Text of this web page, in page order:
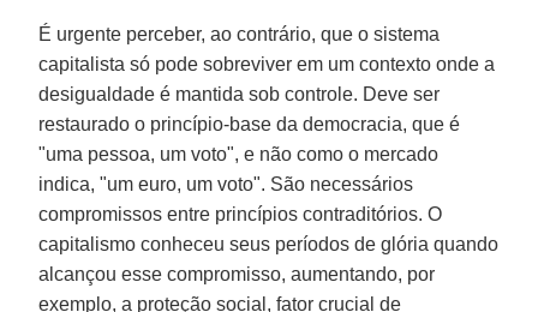
É urgente perceber, ao contrário, que o sistema
capitalista só pode sobreviver em um contexto onde a
desigualdade é mantida sob controle. Deve ser
restaurado o princípio-base da democracia, que é
"uma pessoa, um voto", e não como o mercado
indica, "um euro, um voto". São necessários
compromissos entre princípios contraditórios. O
capitalismo conheceu seus períodos de glória quando
alcançou esse compromisso, aumentando, por
exemplo, a proteção social, fator crucial de